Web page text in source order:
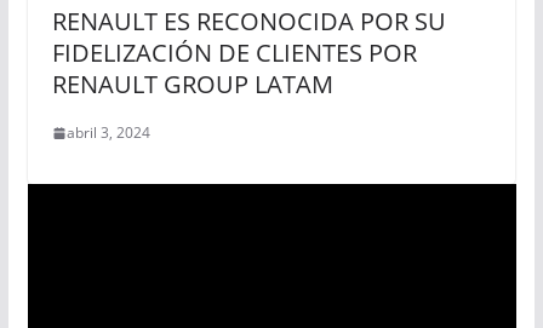
RENAULT ES RECONOCIDA POR SU
FIDELIZACIÓN DE CLIENTES POR
RENAULT GROUP LATAM
abril 3, 2024